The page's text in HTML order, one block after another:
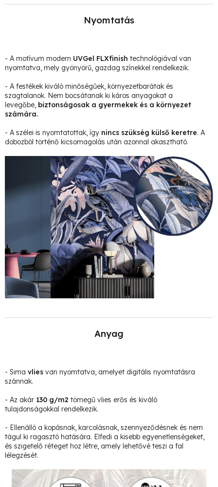
Nyomtatás
- A motívum modern UVGel FLXfinish technológiával van
nyomtatva, mely gyönyörű, gazdag színekkel rendelkezik.
- A festékek kiváló minőségűek, környezetbarátak és
szagtalanok. Nem bocsátanak ki káros anyagokat a
levegőbe, biztonságosak a gyermekek és a környezet
számára.
- A szélei is nyomtatottak, így nincs szükség külső keretre. A
dobozból történő kicsomagolás után azonnal akasztható.
Anyag
- Sima vlies van nyomtatva, amelyet digitális nyomtatásra
szánnak.
- Az akár 130 g/m2 tömegű vlies erős és kiváló
tulajdonságokkal rendelkezik.
- Ellenálló a kopásnak, karcolásnak, szennyeződésnek és nem
tágul ki ragasztó hatására. Elfedi a kisebb egyenetlenségeket,
és szigetelő réteget hoz létre, amely lehetővé teszi a fal
lélegzését.